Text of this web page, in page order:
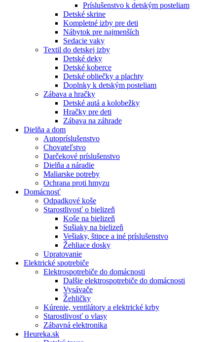
Príslušenstvo k detským posteliam
Detské skrine
Kompletné izby pre deti
Nábytok pre najmenších
Sedacie vaky
Textil do detskej izby
Detské deky
Detské koberce
Detské obliečky a plachty
Doplnky k detským posteliam
Zábava a hračky
Detské autá a kolobežky
Hračky pre deti
Zábava na záhrade
Dielňa a dom
Autopríslušenstvo
Chovateľstvo
Darčekové príslušenstvo
Dielňa a náradie
Maliarske potreby
Ochrana proti hmyzu
Domácnosť
Odpadkové koše
Starostlivosť o bielizeň
Koše na bielizeň
Sušiaky na bielizeň
Vešiaky, štipce a iné príslušenstvo
Žehliace dosky
Upratovanie
Elektrické spotrebiče
Elektrospotrebiče do domácnosti
Dalšie elektrospotrebiče do domácnosti
Vysávače
Žehličky
Kúrenie, ventilátory a elektrické krby
Starostlivosť o vlasy
Zábavná elektronika
Heureka.sk